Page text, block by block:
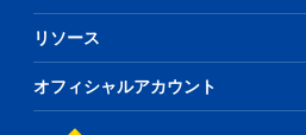
リソース
オフィシャルアカウント